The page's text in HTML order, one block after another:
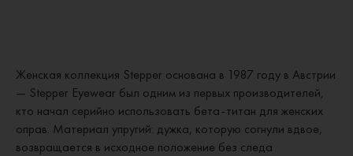
Женская коллекция Stepper основана в 1987 году в Австрии
— Stepper Eyewear был одним из первых производителей,
кто начал серийно использовать бета-титан для женских
оправ. Материал упругий: дужка, которую согнули вдвое,
возвращается в исходное положение без следа